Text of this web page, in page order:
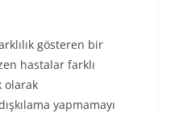
gösteren bir
hastalar farklı
olarak
yapmamayı